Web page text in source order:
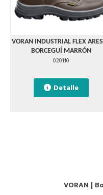
VORAN INDUSTRIAL FLEX
BORCEGUÍ MARRÓN
020110
Detalle
VORAN |